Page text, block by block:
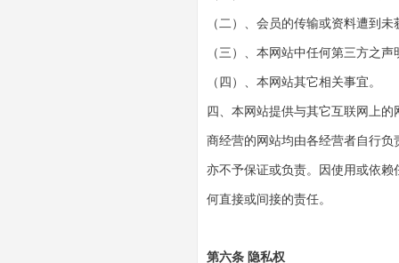
（二）、会员的传输或资料遭到
（三）、本网站中任何第三方之声
（四）、本网站其它相关事宜。
四、本网站提供与其它互联网上
商经营的网站均由各经营者自行
亦不予保证或负责。因使用或依
何直接或间接的责任。
第六条 隐私权